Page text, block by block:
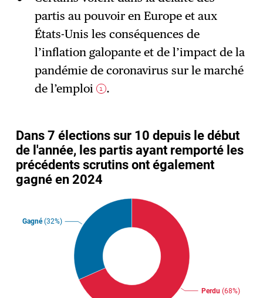
partis au pouvoir en Europe et aux
États-Unis les conséquences de
l’inflation galopante et de l’impact de la
pandémie de coronavirus sur le marché
de l’emploi
1 .